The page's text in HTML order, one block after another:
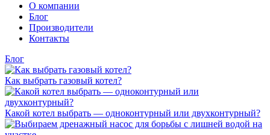
О компании
Блог
Производители
Контакты
Блог
Как выбрать газовый котел?
Какой котел выбрать — одноконтурный или двухконтурный?